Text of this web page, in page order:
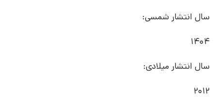
سال انتشار شمسی:
1404
سال انتشار میلادی:
2012